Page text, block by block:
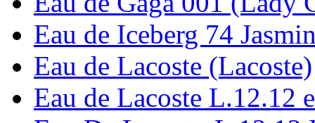
Eau de Iceberg 74
Eau de Lacoste (Lacoste)
Eau de Lacoste L.12.12